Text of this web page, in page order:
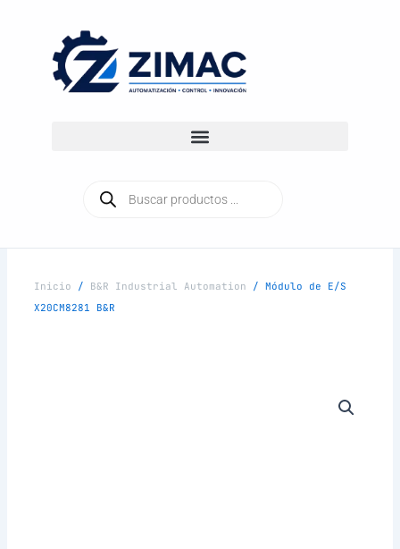
contenido
productos
Inicio / B&R Industrial Automation / Módulo de E/S
X20CM8281 B&R